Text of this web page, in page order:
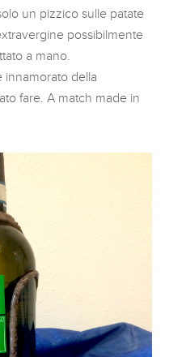
un pizzico sulle patate
possibilmente
a mano.
innamorato della
fare. A match made in